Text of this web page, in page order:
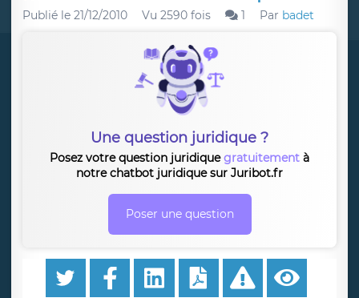
Publié le 21/12/2010 Vu 2590 fois 1 Par badet
Une question juridique ?
Posez votre question juridiquegratuitement à
notre chatbot juridique sur Juribot.fr
Poser une question